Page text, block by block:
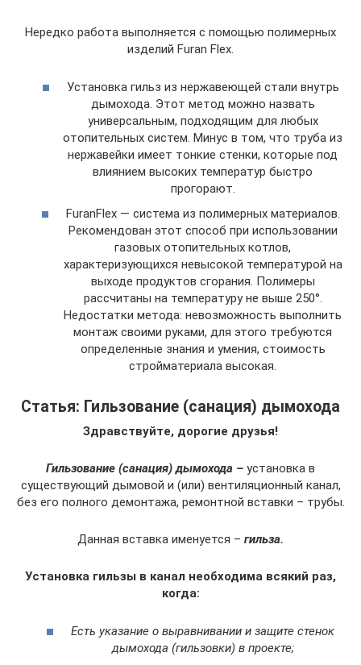
Нередко работа выполняется с помощью полимерных
изделий Furan Flex.
Установка гильз из нержавеющей стали внутрь
дымохода. Этот метод можно назвать
универсальным, подходящим для любых
отопительных систем. Минус в том, что труба из
нержавейки имеет тонкие стенки, которые под
влиянием высоких температур быстро
прогорают.
FuranFlex — система из полимерных материалов.
Рекомендован этот способ при использовании
газовых отопительных котлов,
характеризующихся невысокой температурой на
выходе продуктов сгорания. Полимеры
рассчитаны на температуру не выше 250°.
Недостатки метода: невозможность выполнить
монтаж своими руками, для этого требуются
определенные знания и умения, стоимость
стройматериала высокая.
Статья: Гильзование (санация) дымохода
Здравствуйте, дорогие друзья!
Гильзование (санация) дымохода – установка в
существующий дымовой и (или) вентиляционный канал,
без его полного демонтажа, ремонтной вставки – трубы.
Данная вставка именуется – гильза.
Установка гильзы в канал необходима всякий раз,
когда:
Есть указание о выравнивании и защите стенок
дымохода (гильзовки) в проекте;